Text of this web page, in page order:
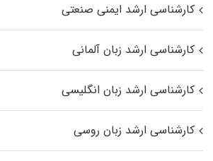
کارشناسی ارشد ایمنی صنعتی
کارشناسی ارشد زبان آلمانی
کارشناسی ارشد زبان انگلیسی
کارشناسی ارشد زبان روسی